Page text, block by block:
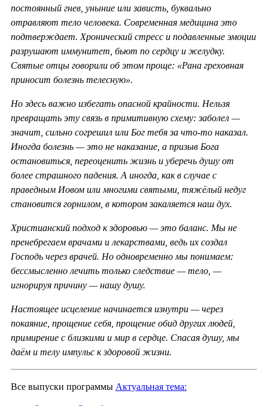
постоянный гнев, уныние или зависть, буквально
отравляют тело человека. Современная медицина это
подтверждает. Хронический стресс и подавленные эмоции
разрушают иммунитет, бьют по сердцу и желудку.
Святые отцы говорили об этом проще: «Рана греховная
приносит болезнь телесную».
Но здесь важно избегать опасной крайности. Нельзя
превращать эту связь в примитивную схему: заболел —
значит, сильно согрешил или Бог тебя за что-то наказал.
Иногда болезнь — это не наказание, а призыв Бога
остановиться, переоценить жизнь и уберечь душу от
более страшного падения. А иногда, как в случае с
праведным Иовом или многими святыми, тяжёлый недуг
становится горнилом, в котором закаляется наш дух.
Христианский подход к здоровью — это баланс. Мы не
пренебрегаем врачами и лекарствами, ведь их создал
Господь через врачей. Но одновременно мы понимаем:
бессмысленно лечить только следствие — тело, —
игнорируя причину — нашу душу.
Настоящее исцеление начинается изнутри — через
покаяние, прощение себя, прощение обид других людей,
примирение с близкими и мир в сердце. Спасая душу, мы
даём и телу импульс к здоровой жизни.
Все выпуски программы Актуальная тема: